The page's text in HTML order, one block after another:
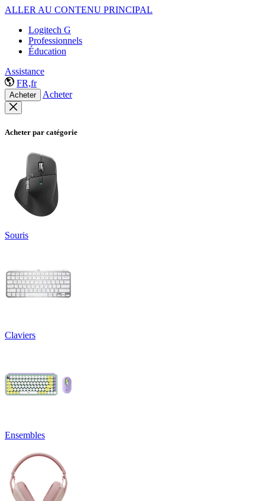
ALLER AU CONTENU PRINCIPAL
Logitech G
Professionnels
Éducation
Assistance
FR,fr
Acheter Acheter
Acheter par catégorie
Souris
Claviers
Ensembles